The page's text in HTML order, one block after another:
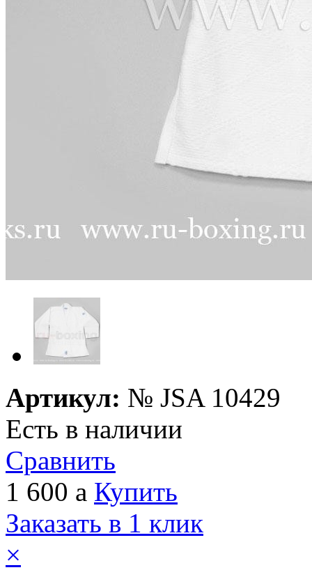
Артикул: № JSA 10429
Есть в наличии
Сравнить
1 600 a Купить
Заказать в 1 клик
×